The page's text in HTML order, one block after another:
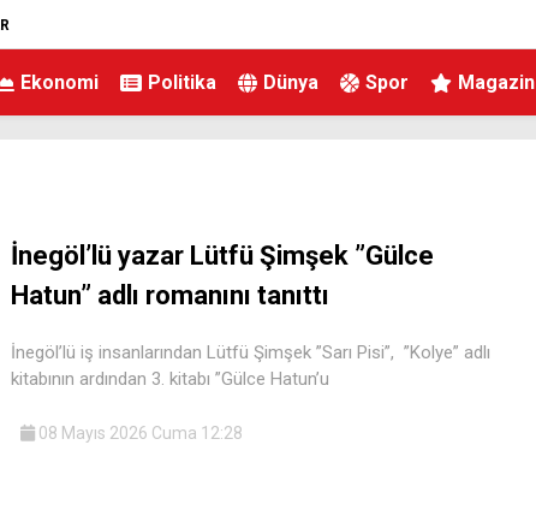
Ekonomi Politika Dünya Spor Magazin
İnegöl’lü yazar Lütfü Şimşek ”Gülce
Hatun” adlı romanını tanıttı
İnegöl’lü iş insanlarından Lütfü Şimşek ”Sarı Pisi”, ”Kolye” adlı
kitabının ardından 3. kitabı ”Gülce Hatun’u
08 Mayıs 2026 Cuma 12:28